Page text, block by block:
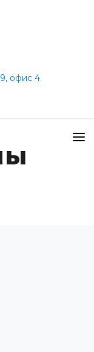
офис 4